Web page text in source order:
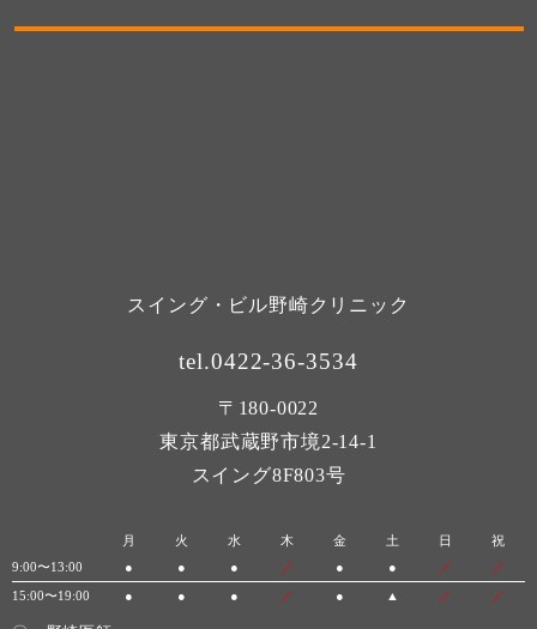
スイング・ビル野崎クリニック
tel.0422-36-3534
〒180-0022
東京都武蔵野市境2-14-1
スイング8F803号
月 火 水 木 金 土 日
祝
9:00〜13:00
● ● ● ／ ● ● ／
／
15:00〜19:00
● ● ● ／ ● ▲ ／ ／